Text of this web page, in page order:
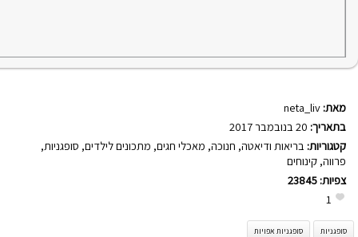
מאת: neta_liv
בתאריך:
קטגוריות: בריאות ודיאטה, חנוכה, מאכלי חגים, מתכונים לילדים, סופגניות,
פרווה, קינוחים
צפיות: 23845
1
סופגניות סופגניות אפויות